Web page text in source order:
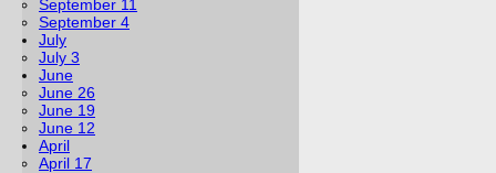
September 11
September 4
July
July 3
June
June 26
June 19
June 12
April
April 17